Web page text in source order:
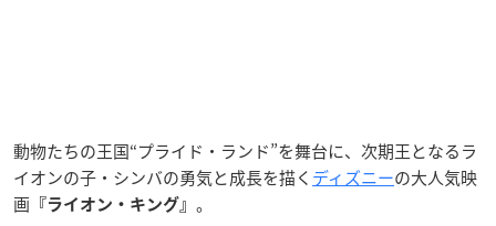
動物たちの王国“プライド・ランド”を舞台に、次期王となるラ
イオンの子・シンバの勇気と成長を描く ディズニーの大人気映
画 『ライオン・キング』 。